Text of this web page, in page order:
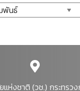
ห่งชาติ (วช.) กระทรว